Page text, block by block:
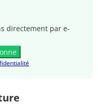
directement par e-